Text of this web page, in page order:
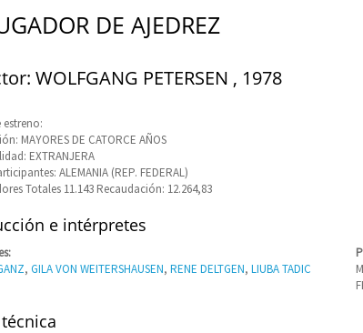
DE AJEDREZ
WOLFGANG PETERSEN , 1978
estreno:
MAYORES DE CATORCE AÑOS
EXTRANJERA
ALEMANIA (REP. FEDERAL)
Totales 11.143 Recaudación: 12.264,83
e intérpretes
, GILA VON WEITERSHAUSEN, RENE DELTGEN, LIUBA TADIC